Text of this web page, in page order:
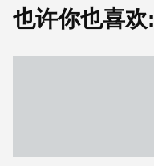
也许你也喜欢: